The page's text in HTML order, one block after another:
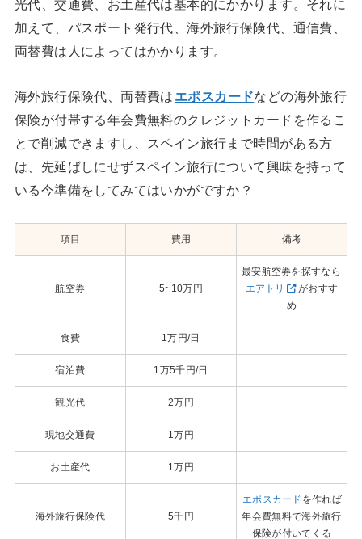
光代、交通費、お土産代は基本的にかかります。それに
加えて、パスポート発行代、海外旅行保険代、通信費、
両替費は人によってはかかります。
海外旅行保険代、両替費は エポスカードなどの海外旅行
保険が付帯する年会費無料のクレジットカードを作るこ
とで削減できますし、スペイン旅行まで時間がある方
は、先延ばしにせずスペイン旅行について興味を持って
いる今準備をしてみてはいかがですか？
項目 費用 備考
航空券 5~10万円
最安航空券を探すなら
エアトリ
がおすす
め
食費 1万円/日
宿泊費 1万5千円/日
観光代 2万円
現地交通費 1万円
お土産代 1万円
海外旅行保険代 5千円
エポスカード を作れば
年会費無料で海外旅行
保険が付いてくる